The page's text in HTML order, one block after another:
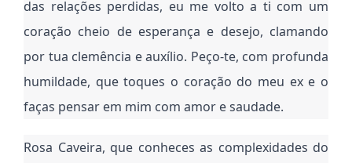
das relações perdidas, eu me volto a ti com um
coração cheio de esperança e desejo, clamando
por tua clemência e auxílio. Peço-te, com profunda
humildade, que toques o coração do meu ex e o
faças pensar em mim com amor e saudade.
Rosa Caveira, que conheces as complexidades do